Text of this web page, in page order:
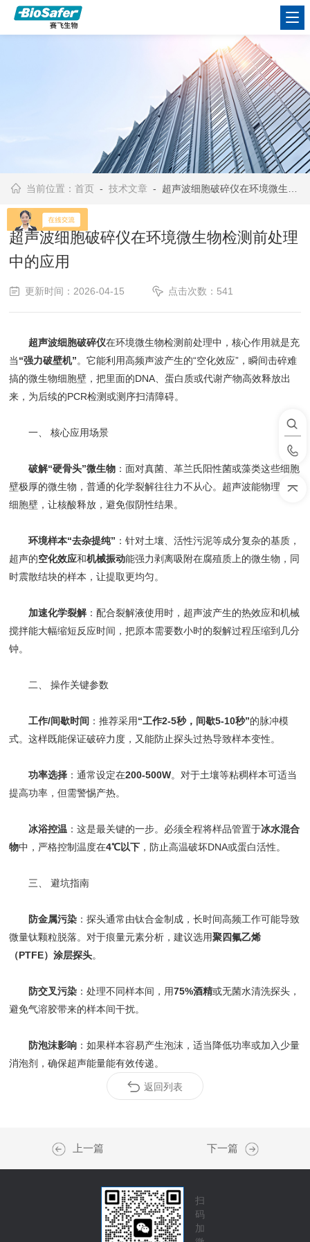
当前位置：首页 -技术文章 - 超声波细胞破碎仪在环境微生物检测前处理中的应用
超声波细胞破碎仪在环境微生物检测前处理
中的应用
更新时间：2026-04-15 点击次数：541
超声波细胞破碎仪在环境微生物检测前处理中，核心作用就是充
当“强力破壁机”。它能利用高频声波产生的“空化效应”，瞬间击碎难
搞的微生物细胞壁，把里面的DNA、蛋白质或代谢产物高效释放出
来，为后续的PCR检测或测序扫清障碍。
一、 核心应用场景
破解“硬骨头”微生物 ：面对真菌、革兰氏阳性菌或藻类这些细胞
壁极厚的微生物，普通的化学裂解往往力不从心。超声波能物理击碎
细胞壁，让核酸释放，避免假阴性结果。
环境样本“去杂提纯” ：针对土壤、活性污泥等成分复杂的基质，
超声的空化效应和机械振动能强力剥离吸附在腐殖质上的微生物，同
时震散结块的样本，让提取更均匀。
加速化学裂解：配合裂解液使用时，超声波产生的热效应和机械
搅拌能大幅缩短反应时间，把原本需要数小时的裂解过程压缩到几分
钟。
二、 操作关键参数
工作/间歇时间 ：推荐采用“工作2-5秒，间歇5-10秒”的脉冲模
式。这样既能保证破碎力度，又能防止探头过热导致样本变性。
功率选择 ：通常设定在200-500W。对于土壤等粘稠样本可适当
提高功率，但需警惕产热。
冰浴控温 ：这是最关键的一步。必须全程将样品管置于冰水混合
物中，严格控制温度在4℃以下 ，防止高温破坏DNA或蛋白活性。
三、 避坑指南
防金属污染 ：探头通常由钛合金制成，长时间高频工作可能导致
微量钛颗粒脱落。对于痕量元素分析，建议选用聚四氟乙烯
（PTFE）涂层探头。
防交叉污染 ：处理不同样本间，用75%酒精或无菌水清洗探头，
避免气溶胶带来的样本间干扰。
防泡沫影响 ：如果样本容易产生泡沫，适当降低功率或加入少量
消泡剂，确保超声能量能有效传递。
返回列表
上一篇 下一篇
扫
码
加